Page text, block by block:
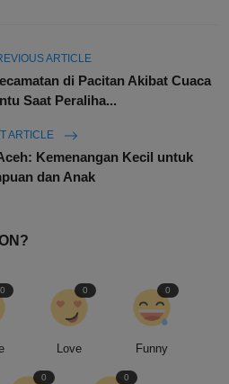
ARTICLE
di Pacitan Akibat Cuaca
Saat Peraliha...
ARTICLE
Kemenangan Kecil untuk
dan Anak
0
Love
0
Funny
0
0 0